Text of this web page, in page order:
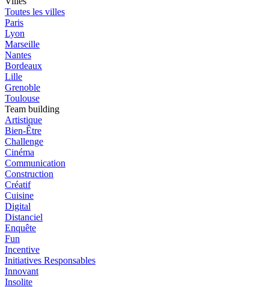
Toutes les villes
Paris
Lyon
Marseille
Nantes
Bordeaux
Lille
Grenoble
Toulouse
Team building
Artistique
Bien-Être
Challenge
Cinéma
Communication
Construction
Créatif
Cuisine
Digital
Distanciel
Enquête
Fun
Incentive
Initiatives Responsables
Innovant
Insolite